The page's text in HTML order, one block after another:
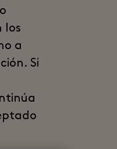
los
a
Si